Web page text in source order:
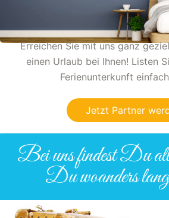
Erreichen Sie mit uns ganz
einen Urlaub bei Ihnen! Listen
Ferienunterkunft
Jetzt Partner
Bei uns findest Du
Du woanders